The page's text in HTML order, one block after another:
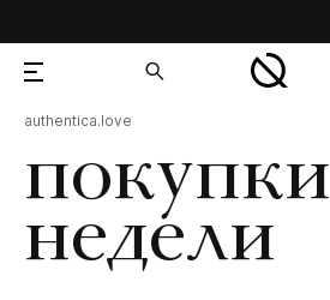
покупки
недели
authentica.love